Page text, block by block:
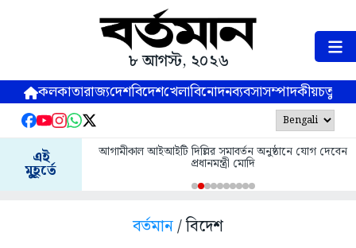
৮ আগস্ট, ২০২৬
কলকাতারাজ্যদেশবিদেশখেলাবিনোদনব্যবসাসম্পাদকীয়
এই
মুহূর্তে
আগামীকাল আইআইটি দিল্লির সমাবর্তন অনুষ্ঠানে যোগ দেবেন
প্রধানমন্ত্রী মোদি
বর্তমান/ বিদেশ